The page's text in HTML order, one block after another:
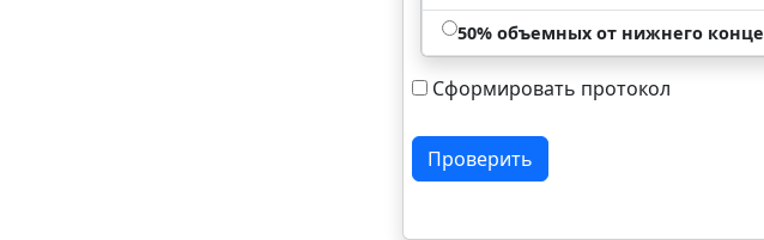
50% объемных от нижнего
Сформировать протокол
Проверить